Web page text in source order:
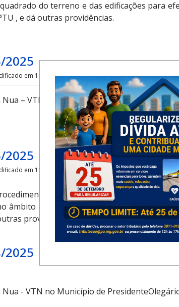
do terreno e das edificações para
, e dá outras providências.
2025
em 11 Março 2026
– VTN no Município de Presidente
2025
em 11 Março 2026
para o cancelamento e a
âmbito do Município de Presidente
providências.
2025
- VTN no Município de